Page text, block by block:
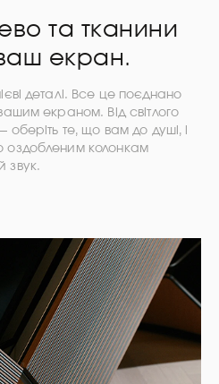
та тканини
екран.
деталі. Все це поєднано
екраном. Від світлого
те, що вам до душі, і
оздобленим колонкам
звук.